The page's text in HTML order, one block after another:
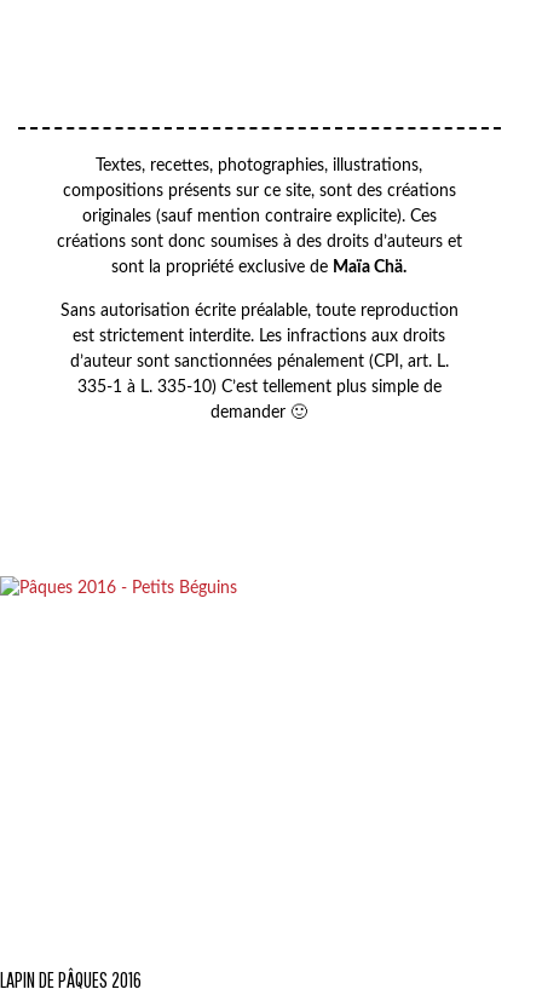
Textes, recettes, photographies, illustrations,
compositions présents sur ce site, sont des créations
originales (sauf mention contraire explicite). Ces
créations sont donc soumises à des droits d’auteurs et
sont la propriété exclusive de Maïa Chä.
Sans autorisation écrite préalable, toute reproduction
est strictement interdite. Les infractions aux droits
d’auteur sont sanctionnées pénalement (CPI, art. L.
335-1 à L. 335-10) C’est tellement plus simple de
demander 🙂
LAPIN DE PÂQUES 2016